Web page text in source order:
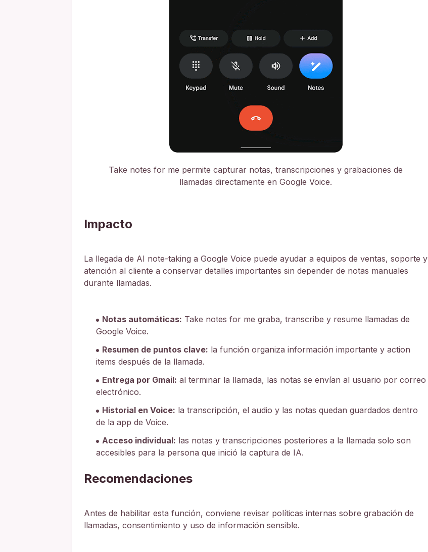
Take notes for me permite capturar notas, transcripciones y grabaciones de
llamadas directamente en Google Voice.
Impacto
La llegada de AI note-taking a Google Voice puede ayudar a equipos de ventas, soporte y
atención al cliente a conservar detalles importantes sin depender de notas manuales
durante llamadas.
Notas automáticas: Take notes for me graba, transcribe y resume llamadas de
Google Voice.
Resumen de puntos clave: la función organiza información importante y action
items después de la llamada.
Entrega por Gmail: al terminar la llamada, las notas se envían al usuario por correo
electrónico.
Historial en Voice: la transcripción, el audio y las notas quedan guardados dentro
de la app de Voice.
Acceso individual: las notas y transcripciones posteriores a la llamada solo son
accesibles para la persona que inició la captura de IA.
Recomendaciones
Antes de habilitar esta función, conviene revisar políticas internas sobre grabación de
llamadas, consentimiento y uso de información sensible.